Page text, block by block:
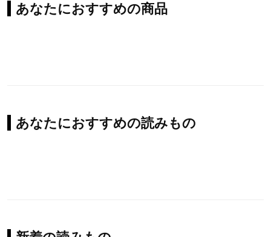
あなたにおすすめの商品
あなたにおすすめの読みもの